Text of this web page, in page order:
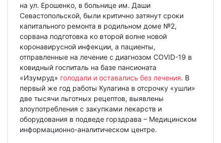
на ул. Ерошенко, в больнице им. Даши
Севастопольской, были критично затянут сроки
капитального ремонта в родильном доме №2,
сорвана подготовка ко второй волне новой
коронавирусной инфекции, а пациенты,
отправленные на лечение с диагнозом COVID-19 в
ковидный госпиталь на базе пансионата
«Изумруд» голодали и оставались без лечения. В
первый же год работы Кулагина в отсрочку «ушли»
две тысячи льготных рецептов, выявлены
злоупотребления с закупками лекарств и
оборудования в подведе горздрава – Медицинском
информационно-аналитическом центре.